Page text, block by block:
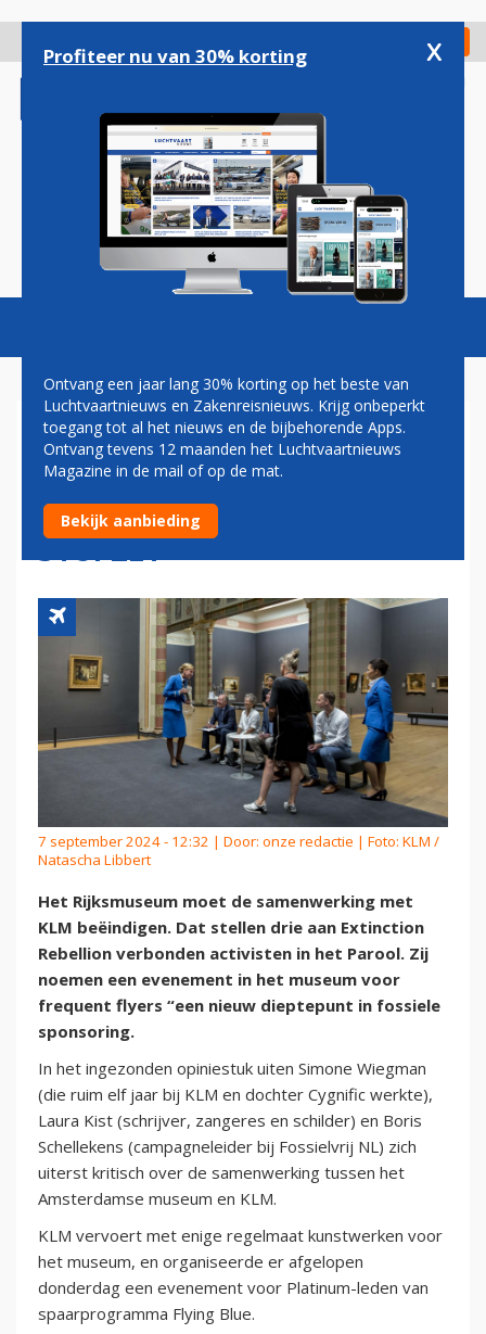
gaan
Check in
Magazine Podcasts Vacatures
KLIMAATACTIVISTEN WILLEN
DAT RIJKSMUSEUM
SPONSORDEAL MET KLM
STOPZET
7 september 2024 - 12:32 | Door: onze redactie | Foto: KLM /
Natascha Libbert
Het Rijksmuseum moet de samenwerking met
KLM beëindigen. Dat stellen drie aan Extinction
Rebellion verbonden activisten in het Parool. Zij
noemen een evenement in het museum voor
frequent flyers “een nieuw dieptepunt in fossiele
sponsoring.
In het ingezonden opiniestuk uiten Simone Wiegman
(die ruim elf jaar bij KLM en dochter Cygnific werkte),
Laura Kist (schrijver, zangeres en schilder) en Boris
Schellekens (campagneleider bij Fossielvrij NL) zich
uiterst kritisch over de samenwerking tussen het
Amsterdamse museum en KLM.
KLM vervoert met enige regelmaat kunstwerken voor
het museum, en organiseerde er afgelopen
donderdag een evenement voor Platinum-leden van
spaarprogramma Flying Blue.
Profiteer nu van 30% korting x
Ontvang een jaar lang 30% korting op het beste van
Luchtvaartnieuws en Zakenreisnieuws. Krijg onbeperkt
toegang tot al het nieuws en de bijbehorende Apps.
Ontvang tevens 12 maanden het Luchtvaartnieuws
Magazine in de mail of op de mat.
Bekijk aanbieding